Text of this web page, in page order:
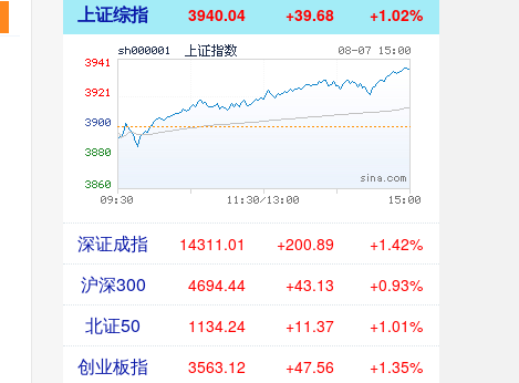
上证综指 3940.04 +39.68 +1.02%
深证成指 14311.01 +200.89 +1.42%
沪深300 4694.44 +43.13 +0.93%
北证50 1134.24 +11.37 +1.01%
创业板指 3563.12 +47.56 +1.35%